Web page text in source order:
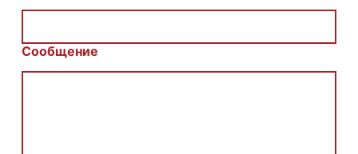
е
Сообщение